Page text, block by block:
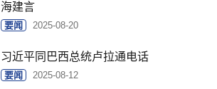
海建言
要闻 2025-08-20
习近平同巴西总统卢拉通电话
要闻 2025-08-12